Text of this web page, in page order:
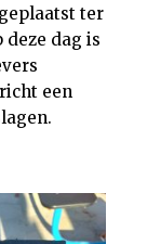
ter
deze dag is
een